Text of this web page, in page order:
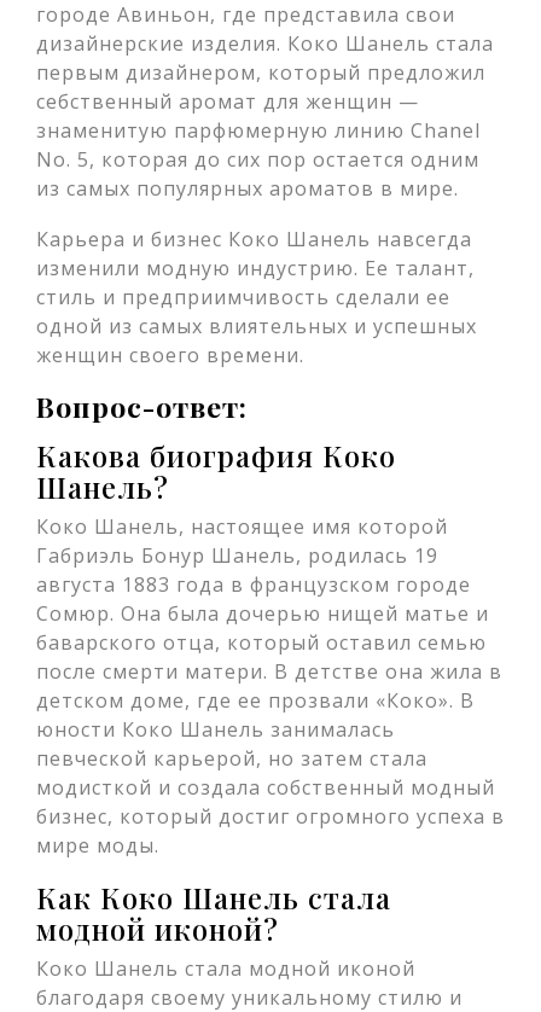
городе Авиньон, где представила свои
дизайнерские изделия. Коко Шанель стала
первым дизайнером, который предложил
себственный аромат для женщин —
знаменитую парфюмерную линию Chanel
No. 5, которая до сих пор остается одним
из самых популярных ароматов в мире.
Карьера и бизнес Коко Шанель навсегда
изменили модную индустрию. Ее талант,
стиль и предприимчивость сделали ее
одной из самых влиятельных и успешных
женщин своего времени.
Вопрос-ответ:
Какова биография Коко
Шанель?
Коко Шанель, настоящее имя которой
Габриэль Бонур Шанель, родилась 19
августа 1883 года в французском городе
Сомюр. Она была дочерью нищей матье и
баварского отца, который оставил семью
после смерти матери. В детстве она жила в
детском доме, где ее прозвали «Коко». В
юности Коко Шанель занималась
певческой карьерой, но затем стала
модисткой и создала собственный модный
бизнес, который достиг огромного успеха в
мире моды.
Как Коко Шанель стала
модной иконой?
Коко Шанель стала модной иконой
благодаря своему уникальному стилю и